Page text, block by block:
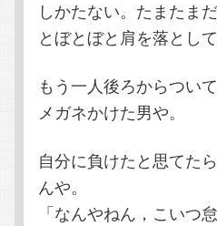
しかたない。たまたま
とぼとぼと肩を落とし
もう一人後ろからつい
メガネかけた男や。
自分に負けたと思てた
んや。
「なんやねん，こいつ